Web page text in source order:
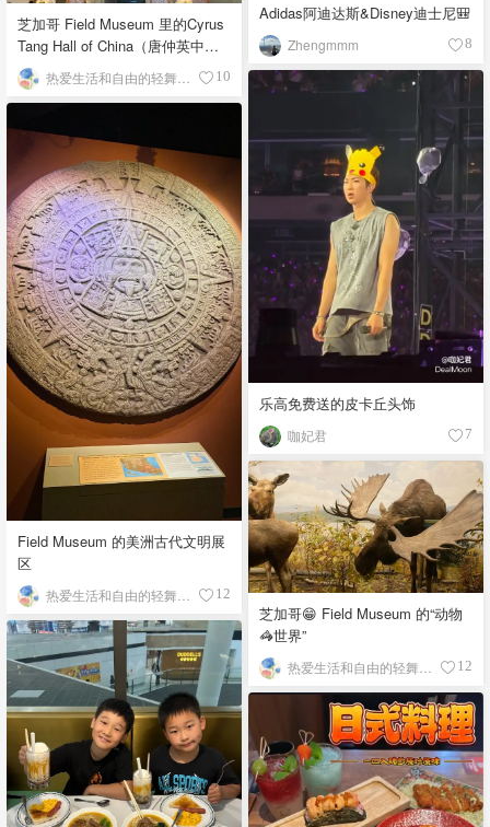
Adidas阿迪达斯&Disney迪士尼🎒
Zhengmmm 8
芝加哥 Field Museum 里的Cyrus
Tang Hall of China（唐仲英中国
馆）
10
乐高免费送的皮卡丘头饰
咖妃君 7
Field Museum 的美洲古代文明展
区
12
芝加哥😁 Field Museum 的“动物
🦓世界”
12